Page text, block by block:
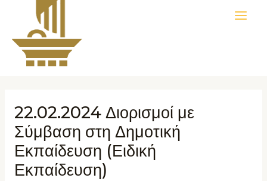
22.02.2024 Διορισμοί με
Σύμβαση στη Δημοτική
Εκπαίδευση (Ειδική
Εκπαίδευση)